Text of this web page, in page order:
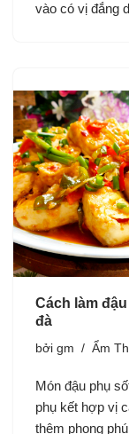
vào có vị đắng
Cách làm
đà
bởi gm Ẩm
Món đậu phụ
phụ kết hợp vị
thêm phong